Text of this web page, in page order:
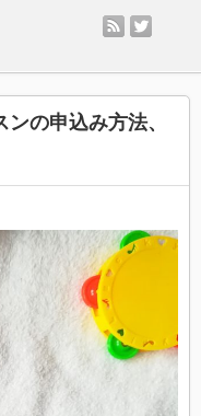
rss
の申込み方法、